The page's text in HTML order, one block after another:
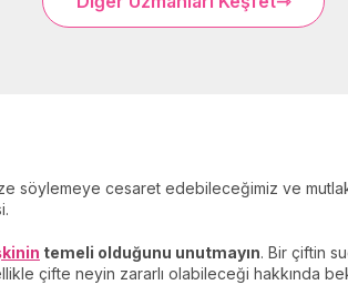
söylemeye cesaret edebileceğimiz ve
temeli olduğunu unutmayın. Bir çiftin
çifte neyin zararlı olabileceği hakkında